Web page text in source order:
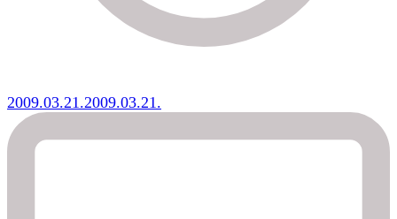
2009.03.21.2009.03.21.